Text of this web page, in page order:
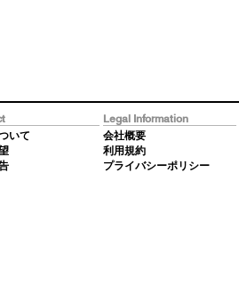
いて
Legal Information
会社概要
利用規約
プライバシーポリシー